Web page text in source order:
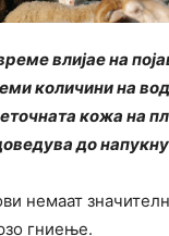
влијае на
количини на
кожа на
до
немаат
гниење.